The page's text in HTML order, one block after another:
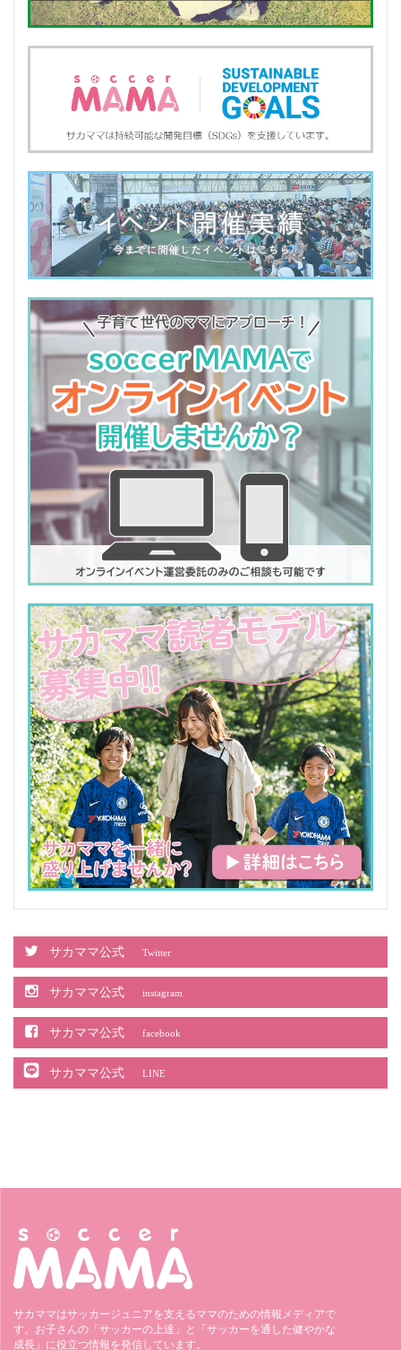
サカママ公式 Twitter
サカママ公式 instagram
サカママ公式 facebook
サカママ公式 LINE
サカママはサッカージュニアを支えるママのための情報メディアで
す。お子さんの「サッカーの上達」と「サッカーを通した健やかな
成長」に役立つ情報を発信しています。